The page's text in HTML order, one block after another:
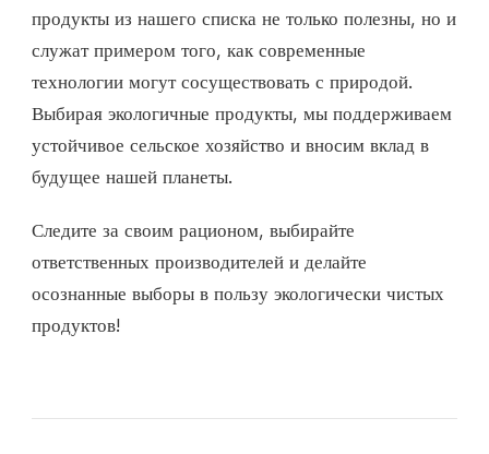
продукты из нашего списка не только полезны, но и
служат примером того, как современные
технологии могут сосуществовать с природой.
Выбирая экологичные продукты, мы поддерживаем
устойчивое сельское хозяйство и вносим вклад в
будущее нашей планеты.
Следите за своим рационом, выбирайте
ответственных производителей и делайте
осознанные выборы в пользу экологически чистых
продуктов!